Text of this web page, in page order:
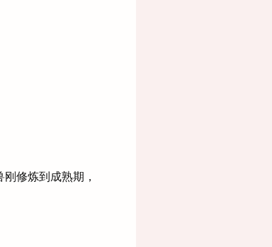
修炼到成熟期，